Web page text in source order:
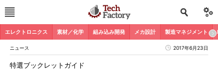
エレクトロニクス 素材／化学 組み込み開発 メカ設計 製造マネジメント
ニュース 2017年6月23日
特選ブックレットガイド